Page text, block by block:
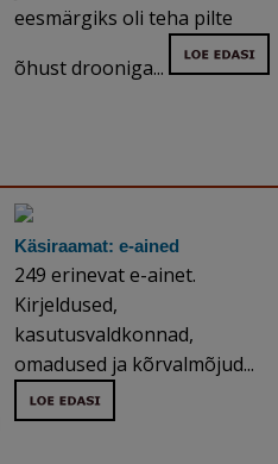
eesmärgiks oli teha pilte
õhust drooniga...
Käsiraamat: e-ained
249 erinevat e-ainet.
Kirjeldused,
kasutusvaldkonnad,
omadused ja kõrvalmõjud...